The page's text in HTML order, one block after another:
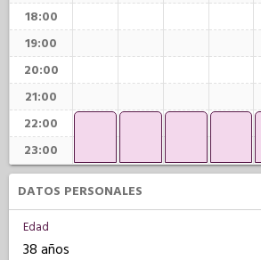
18:00
19:00
20:00
21:00
22:00
23:00
DATOS PERSONALES
Edad
38 años